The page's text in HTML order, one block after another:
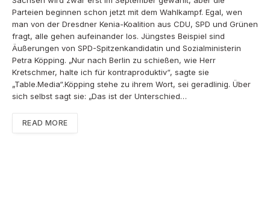
Parteien beginnen schon jetzt mit dem Wahlkampf. Egal, wen
man von der Dresdner Kenia-Koalition aus CDU, SPD und Grünen
fragt, alle gehen aufeinander los. Jüngstes Beispiel sind
Äußerungen von SPD-Spitzenkandidatin und Sozialministerin
Petra Köpping. „Nur nach Berlin zu schießen, wie Herr
Kretschmer, halte ich für kontraproduktiv“, sagte sie
„Table.Media“.Köpping stehe zu ihrem Wort, sei geradlinig. Über
sich selbst sagt sie: „Das ist der Unterschied…
READ MORE